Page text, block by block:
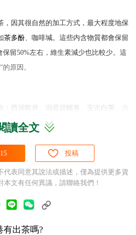
，因其很自然的加工方式，最大程度地保
茶多酚、咖啡堿。這些内含物質都會保留
保留50%左右，維生素減少也比較少。這
原因。
：西湖龍井、洞庭碧螺春、安吉白茶 、六
茶
中保留的天然物質成分，具有防衰老、
讀全文
投稿
代表同意其說法或描述，僅為提供更多資
文有任何異議，請聯絡我們！
有出茶嗎?